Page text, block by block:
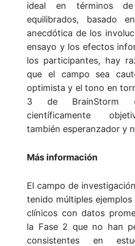
ideal en términos de
equilibrados, basado
anecdótica de los
ensayo y los efectos
los participantes, hay
que el campo sea
optimista y el tono en
3 de BrainStorm
científicamente
también esperanzador y
Más información
El campo de
tenido múltiples ejemplos
clínicos con datos
la Fase 2 que no han
consistentes en